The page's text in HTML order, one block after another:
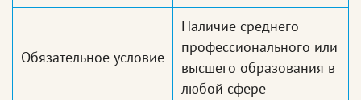
Обязательное условие
Наличие среднего
профессионального или
высшего образования в
любой сфере